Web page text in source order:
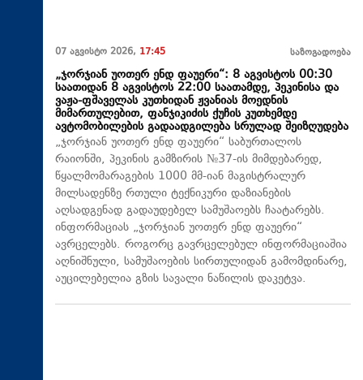
07 აგვისტო 2026, 17:45 საზოგადოება
„ჯორჯიან უოთერ ენდ ფაუერი“: 8 აგვისტოს 00:30
საათიდან 8 აგვისტოს 22:00 საათამდე, პეკინისა და
ვაჟა-ფშაველას კუთხიდან ჟვანიას მოედნის
მიმართულებით, ფანჯიკიძის ქუჩის კუთხემდე
ავტომობილების გადაადგილება სრულად შეიზღუდება
„ჯორჯიან უოთერ ენდ ფაუერი“ საბურთალოს
რაიონში, პეკინის გამზირის №37-ის მიმდებარედ,
წყალმომარაგების 1000 მმ-იან მაგისტრალურ
მილსადენზე რთული ტექნიკური დაზიანების
აღსადგენად გადაუდებელ სამუშაოებს ჩაატარებს.
ინფორმაციას „ჯორჯიან უოთერ ენდ ფაუერი“
ავრცელებს. როგორც გავრცელებულ ინფორმაციაშია
აღნიშნული, სამუშაოების სირთულიდან გამომდინარე,
აუცილებელია გზის სავალი ნაწილის დაკეტვა.